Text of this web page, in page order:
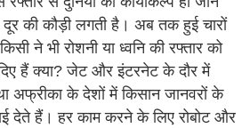
की कौड़ी लगती है। अब तक हुई चारों
ने भी रोशनी या ध्वनि की रफ्तार को
हैं क्या? जेट और इंटरनेट के दौर में
अफ्रीका के देशों में किसान जानवरों के
देते हैं। हर काम करने के लिए रोबोट और